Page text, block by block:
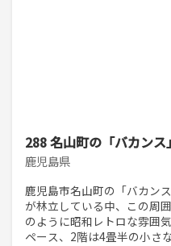
288 名山町の「バカンス」
鹿児島県
鹿児島市名山町の「バカン
が林立している中、この周
のように昭和レトロな雰囲
ペース、2階は4畳半の小さ